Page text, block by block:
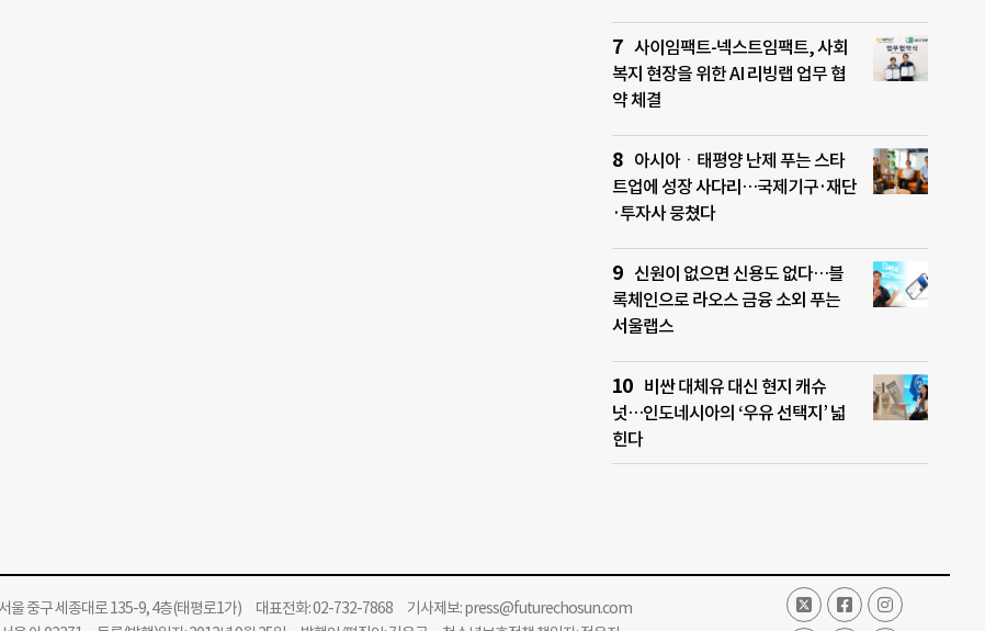
사이임팩트-넥스트임팩트, 사회
복지 현장을 위한 AI 리빙랩 업무 협
약 체결
아시아ㆍ태평양 난제 푸는 스타
트업에 성장 사다리…국제기구·재단
·투자사 뭉쳤다
신원이 없으면 신용도 없다…블
록체인으로 라오스 금융 소외 푸는
서울랩스
비싼 대체유 대신 현지 캐슈
넛…인도네시아의 ‘우유 선택지’ 넓
힌다
중구 세종대로 135-9, 4층(태평로1가) 대표전화: 02-732-7868 기사제보:press@futurechosun.com